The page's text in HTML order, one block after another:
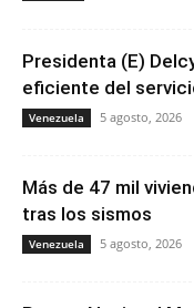
Presidenta (E)
eficiente del
Venezuela 5 agosto, 2026
Más de 47 mil
tras los sismos
Venezuela 5 agosto, 2026